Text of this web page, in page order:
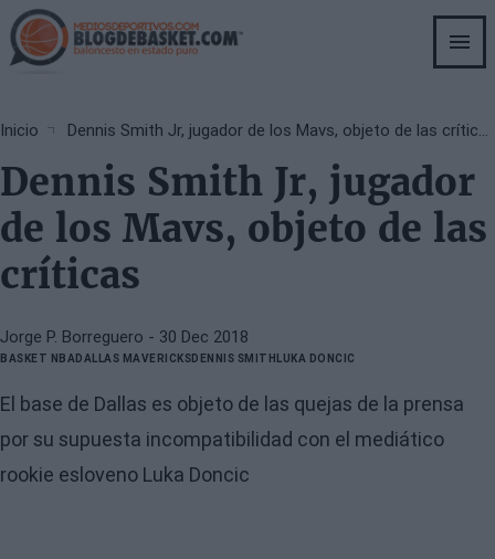
Skip
to
main
Breadcrumb
Inicio Dennis Smith Jr, jugador de los Mavs, objeto de las críticas
Dennis Smith Jr, jugador
de los Mavs, objeto de las
críticas
Jorge P. Borreguero - 30 Dec 2018
BASKET NBADALLAS MAVERICKSDENNIS SMITHLUKA DONCIC
El base de Dallas es objeto de las quejas de la prensa
por su supuesta incompatibilidad con el mediático
rookie esloveno Luka Doncic